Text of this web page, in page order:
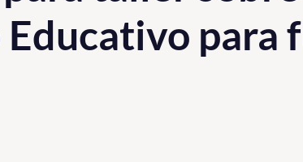
para